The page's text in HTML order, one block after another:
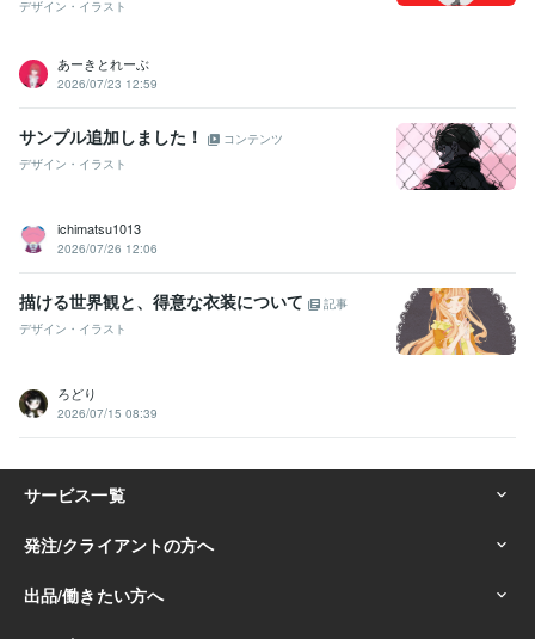
デザイン・イラスト
あーきとれーぶ
2026/07/23 12:59
サンプル追加しました！
コンテンツ
デザイン・イラスト
ichimatsu1013
2026/07/26 12:06
描ける世界観と、得意な衣装について
記事
デザイン・イラスト
ろどり
2026/07/15 08:39